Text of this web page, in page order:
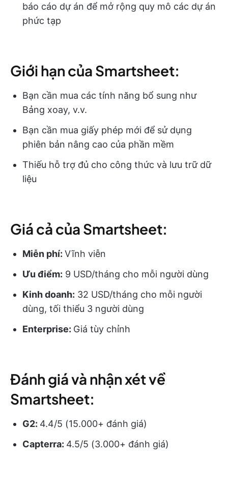
báo cáo dự án để mở rộng quy mô các dự án
phức tạp
Giới hạn của Smartsheet:
Bạn cần mua các tính năng bổ sung như
Bảng xoay, v.v.
Bạn cần mua giấy phép mới để sử dụng
phiên bản nâng cao của phần mềm
Thiếu hỗ trợ đủ cho công thức và lưu trữ dữ
liệu
Giá cả của Smartsheet:
Miễn phí: Vĩnh viễn
Ưu điểm: 9 USD/tháng cho mỗi người dùng
Kinh doanh: 32 USD/tháng cho mỗi người
dùng, tối thiểu 3 người dùng
Enterprise: Giá tùy chỉnh
Đánh giá và nhận xét về
Smartsheet:
G2: 4.4/5 (15.000+ đánh giá)
Capterra: 4.5/5 (3.000+ đánh giá)